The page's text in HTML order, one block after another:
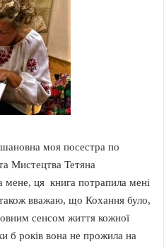
моя посестра по
Мистецтва Тетяна
ця книга потрапила мені
вважаю, що Кохання було,
сенсом життя кожної
б років вона не прожила на